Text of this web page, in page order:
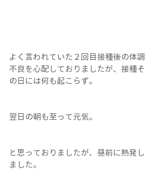
よく言われていた２回目接種後の体調
不良を心配しておりましたが、接種そ
の日には何も起こらず。
翌日の朝も至って元気。
と思っておりましたが、昼前に熱発し
ました。